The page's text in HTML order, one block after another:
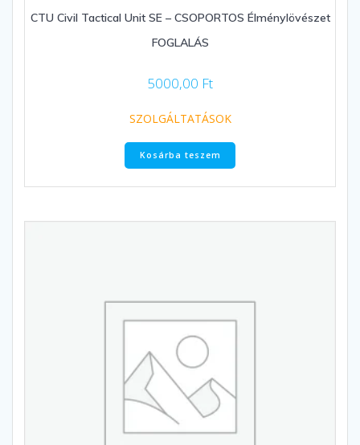
CTU Civil Tactical Unit SE – CSOPORTOS Élménylövészet
FOGLALÁS
5000,00 Ft
SZOLGÁLTATÁSOK
Kosárba teszem